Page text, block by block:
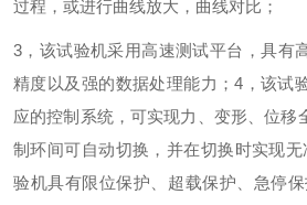
过程，或进行曲线放大，曲线对比；
3 ，该试验机采用高速测试平台，具有
精度以及强的数据处理能力；4 ，该试
应的控制系统，可实现力、变形、位移
制环间可自动切换，并在切换时实现无
验机具有限位保护、超载保护、急停